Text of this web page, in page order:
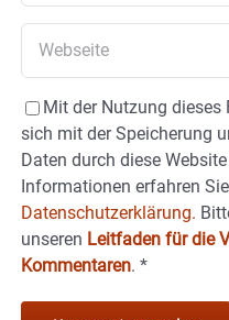
Mit der Nutzung dieses
sich mit der Speicherung
Daten durch diese
Informationen erfahren
Datenschutzerklärung.
unseren Leitfaden für die
Kommentaren. *